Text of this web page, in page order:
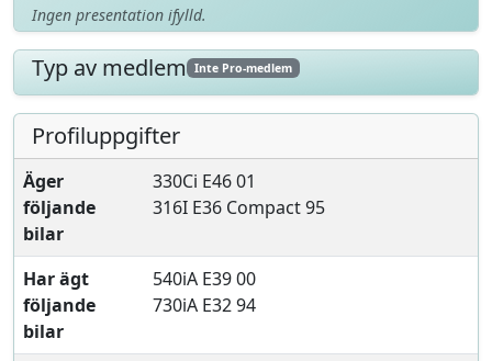
Ingen presentation ifylld.
Typ av medlem Inte Pro-medlem
Profiluppgifter
Äger
följande
bilar
330Ci E46 01
316I E36 Compact 95
Har ägt
följande
bilar
540iA E39 00
730iA E32 94